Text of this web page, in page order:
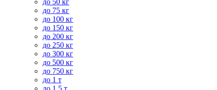
до 50 кг
до 75 кг
до 100 кг
до 150 кг
до 200 кг
до 250 кг
до 300 кг
до 500 кг
до 750 кг
до 1 т
до 1.5 т